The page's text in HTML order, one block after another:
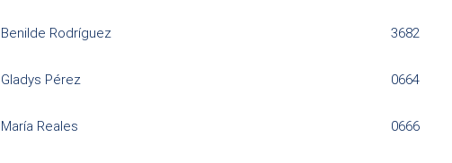
Benilde Rodríguez 3682
Gladys Pérez 0664
María Reales 0666